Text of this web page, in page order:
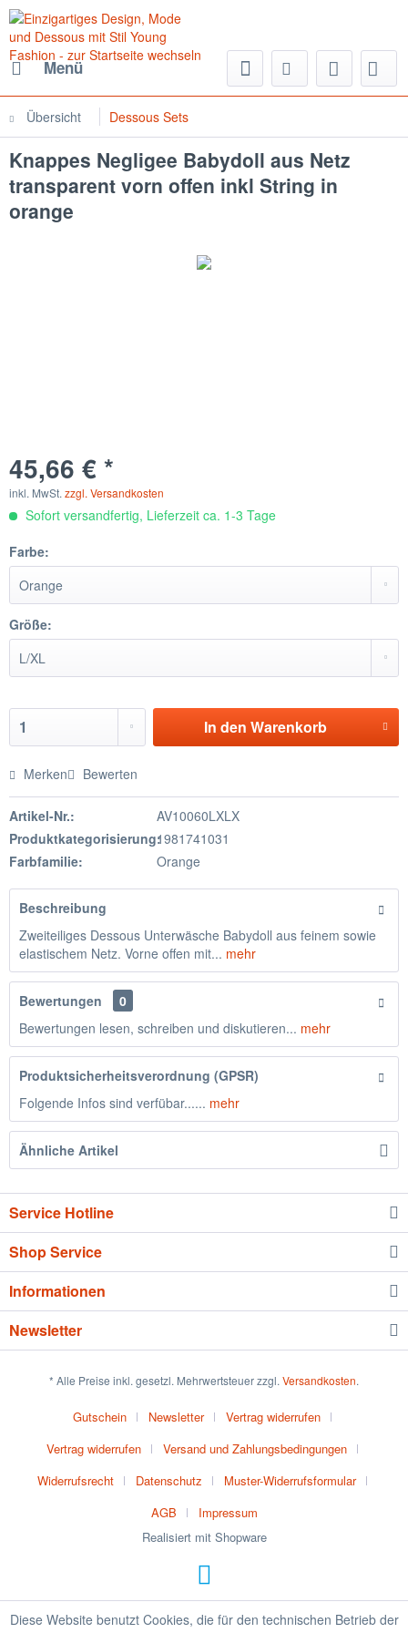
Menü
Übersicht Dessous Sets
Knappes Negligee Babydoll aus Netz
transparent vorn offen inkl String in
orange
45,66 € *
inkl. MwSt. zzgl. Versandkosten
Sofort versandfertig, Lieferzeit ca. 1-3 Tage
Farbe:
Größe:
In den Warenkorb
Merken Bewerten
Artikel-Nr.:
AV10060LXLX
Produktkategorisierung:1981741031
Farbfamilie:
Orange
Beschreibung
Zweiteiliges Dessous Unterwäsche Babydoll aus feinem sowie
elastischem Netz. Vorne offen mit... mehr
Bewertungen
0
Bewertungen lesen, schreiben und diskutieren... mehr
Produktsicherheitsverordnung (GPSR)
Folgende Infos sind verfübar...... mehr
Ähnliche Artikel
Service Hotline
Shop Service
Informationen
Newsletter
* Alle Preise inkl. gesetzl. Mehrwertsteuer zzgl. Versandkosten.
Gutschein Newsletter
Vertrag widerrufen
Vertrag widerrufen
Versand und Zahlungsbedingungen
Widerrufsrecht
Datenschutz
Muster-Widerrufsformular
AGB
Impressum
Realisiert mit Shopware
Diese Website benutzt Cookies, die für den technischen Betrieb der